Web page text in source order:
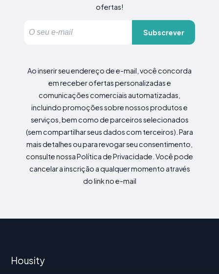
ofertas!
Subscrever
Ao inserir seu endereço de e-mail, você concorda
em receber ofertas personalizadas e
comunicações comerciais automatizadas,
incluindo promoções sobre nossos produtos e
serviços, bem como de parceiros selecionados
(sem compartilhar seus dados com terceiros). Para
mais detalhes ou para revogar seu consentimento,
consulte nossa Política de Privacidade. Você pode
cancelar a inscrição a qualquer momento através
do link no e-mail
Housity